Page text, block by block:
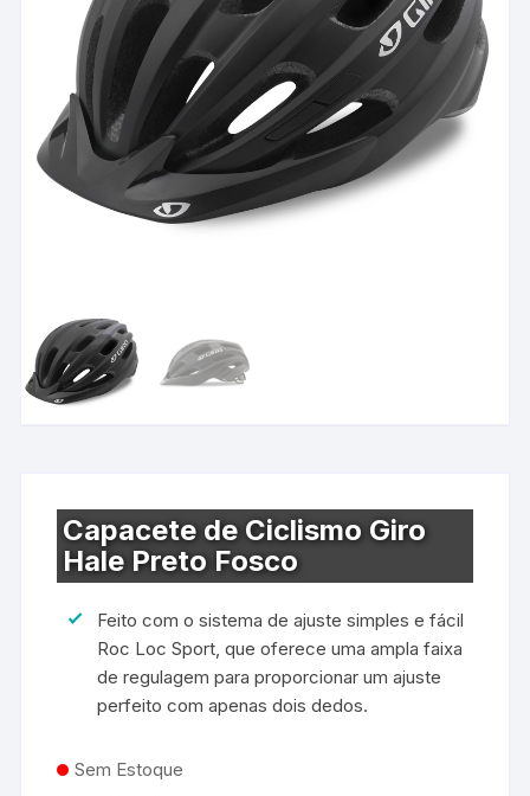
Capacete de Ciclismo Giro
Hale Preto Fosco
Feito com o sistema de ajuste simples e fácil
Roc Loc Sport, que oferece uma ampla faixa
de regulagem para proporcionar um ajuste
perfeito com apenas dois dedos.
Sem Estoque